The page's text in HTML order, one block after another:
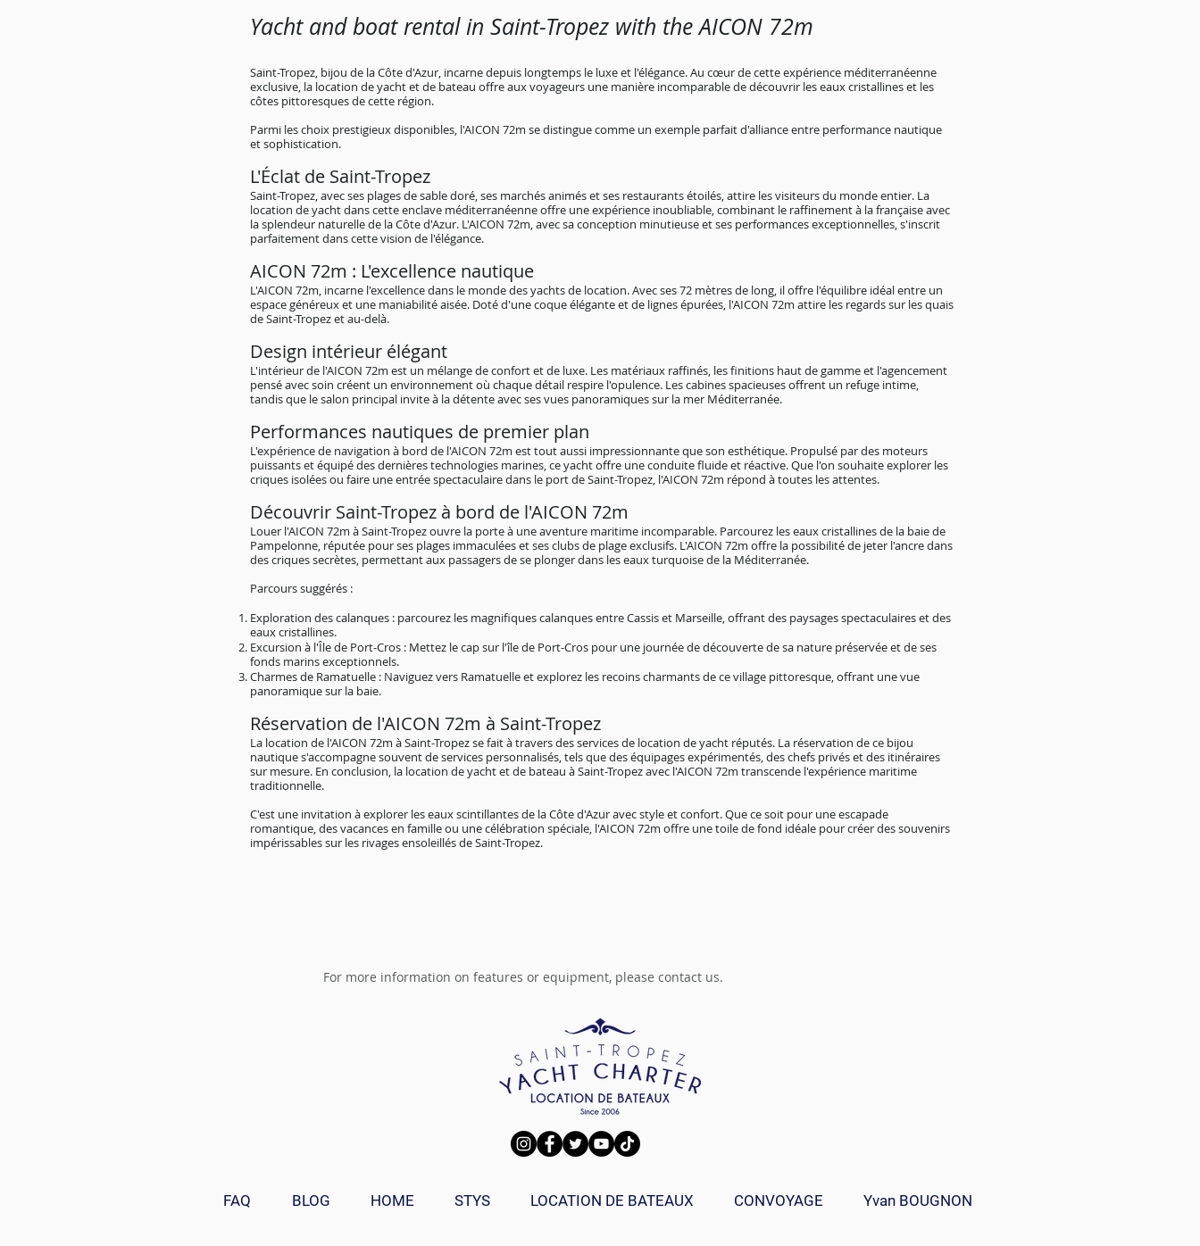
Yacht and boat rental in Saint-Tropez with the AICON 72m
Saint-Tropez, bijou de la Côte d'Azur, incarne depuis longtemps le luxe et l'élégance. Au cœur de cette expérience méditerranéenne
exclusive, la location de yacht et de bateau offre aux voyageurs une manière incomparable de découvrir les eaux cristallines et les
côtes pittoresques de cette région.
Parmi les choix prestigieux disponibles, l'AICON 72m se distingue comme un exemple parfait d'alliance entre performance nautique
et sophistication.
L'Éclat de Saint-Tropez
Saint-Tropez, avec ses plages de sable doré, ses marchés animés et ses restaurants étoilés, attire les visiteurs du monde entier. La
location de yacht dans cette enclave méditerranéenne offre une expérience inoubliable, combinant le raffinement à la française avec
la splendeur naturelle de la Côte d'Azur. L'AICON 72m, avec sa conception minutieuse et ses performances exceptionnelles, s'inscrit
parfaitement dans cette vision de l'élégance.
AICON 72m : L'excellence nautique
L'AICON 72m, incarne l'excellence dans le monde des yachts de location. Avec ses 72 mètres de long, il offre l'équilibre idéal entre un
espace généreux et une maniabilité aisée. Doté d'une coque élégante et de lignes épurées, l'AICON 72m attire les regards sur les quais
de Saint-Tropez et au-delà.
Design intérieur élégant
L'intérieur de l'AICON 72m est un mélange de confort et de luxe. Les matériaux raffinés, les finitions haut de gamme et l'agencement
pensé avec soin créent un environnement où chaque détail respire l'opulence. Les cabines spacieuses offrent un refuge intime,
tandis que le salon principal invite à la détente avec ses vues panoramiques sur la mer Méditerranée.
Performances nautiques de premier plan
L'expérience de navigation à bord de l'AICON 72m est tout aussi impressionnante que son esthétique. Propulsé par des moteurs
puissants et équipé des dernières technologies marines, ce yacht offre une conduite fluide et réactive. Que l'on souhaite explorer les
criques isolées ou faire une entrée spectaculaire dans le port de Saint-Tropez, l'AICON 72m répond à toutes les attentes.
Découvrir Saint-Tropez à bord de l'AICON 72m
Louer l'AICON 72m à Saint-Tropez ouvre la porte à une aventure maritime incomparable. Parcourez les eaux cristallines de la baie de
Pampelonne, réputée pour ses plages immaculées et ses clubs de plage exclusifs. L'AICON 72m offre la possibilité de jeter l'ancre dans
des criques secrètes, permettant aux passagers de se plonger dans les eaux turquoise de la Méditerranée.
Parcours suggérés :
Exploration des calanques : parcourez les magnifiques calanques entre Cassis et Marseille, offrant des paysages spectaculaires et des
eaux cristallines.
Excursion à l'Île de Port-Cros : Mettez le cap sur l'île de Port-Cros pour une journée de découverte de sa nature préservée et de ses
fonds marins exceptionnels.
Charmes de Ramatuelle : Naviguez vers Ramatuelle et explorez les recoins charmants de ce village pittoresque, offrant une vue
panoramique sur la baie.
Réservation de l'AICON 72m à Saint-Tropez
La location de l'AICON 72m à Saint-Tropez se fait à travers des services de location de yacht réputés. La réservation de ce bijou
nautique s'accompagne souvent de services personnalisés, tels que des équipages expérimentés, des chefs privés et des itinéraires
sur mesure. En conclusion, la location de yacht et de bateau à Saint-Tropez avec l'AICON 72m transcende l'expérience maritime
traditionnelle.
C'est une invitation à explorer les eaux scintillantes de la Côte d'Azur avec style et confort. Que ce soit pour une escapade
romantique, des vacances en famille ou une célébration spéciale, l'AICON 72m offre une toile de fond idéale pour créer des souvenirs
impérissables sur les rivages ensoleillés de Saint-Tropez.
For more information on features or equipment, please contact us.
FAQ BLOG HOME STYS LOCATION DE BATEAUX CONVOYAGE Yvan BOUGNON